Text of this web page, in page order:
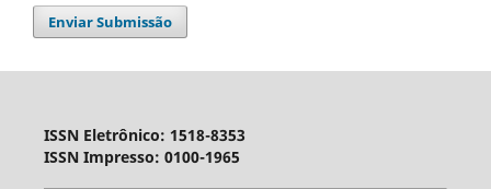
Enviar Submissão
ISSN Eletrônico: 1518-8353
ISSN Impresso: 0100-1965